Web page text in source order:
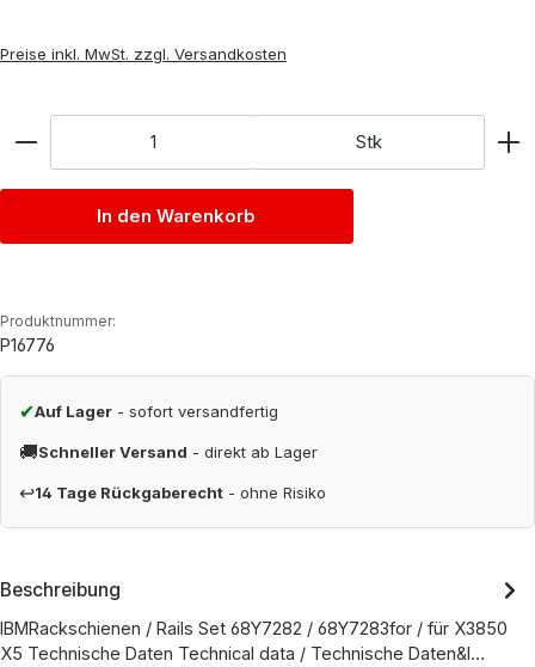
Preise inkl. MwSt. zzgl. Versandkosten
Stk
In den Warenkorb
Produktnummer:
P16776
✔Auf Lager - sofort versandfertig
🚚Schneller Versand - direkt ab Lager
↩14 Tage Rückgaberecht - ohne Risiko
Beschreibung
IBMRackschienen / Rails Set 68Y7282 / 68Y7283for / für X3850
X5 Technische Daten Technical data / Technische Daten&l…